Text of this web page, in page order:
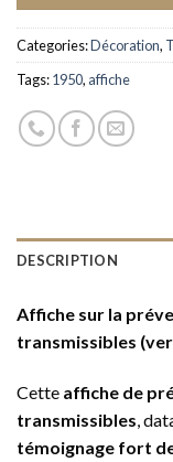
Categories:Décoration,
Tags:1950, affiche
DESCRIPTION
Affiche sur la
transmissibles
Cette affiche de
transmissibles ,
témoignage fort